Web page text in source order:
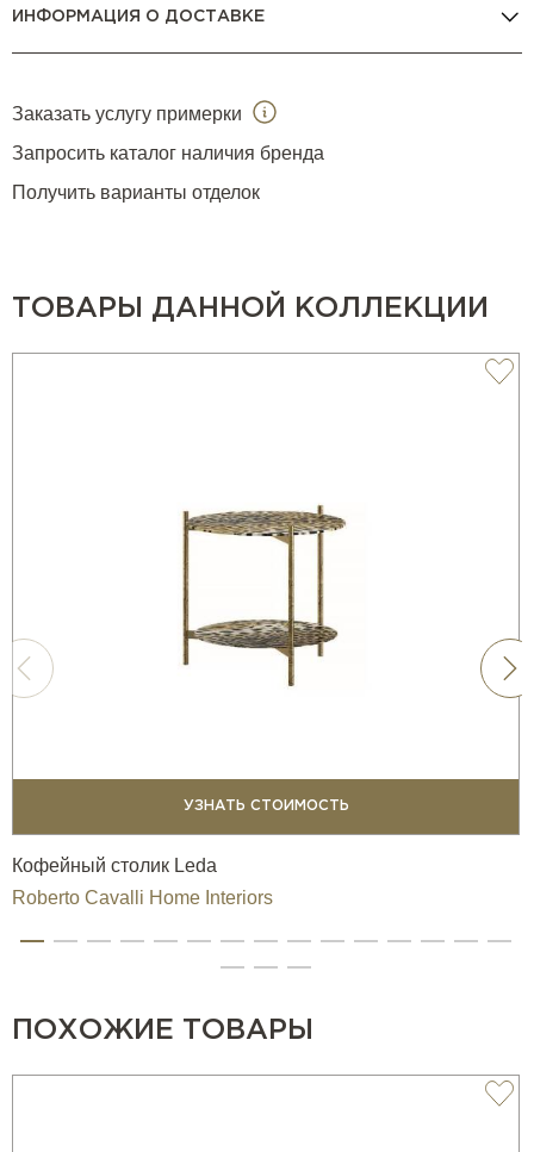
ИНФОРМАЦИЯ О ДОСТАВКЕ
Заказать услугу примерки
Запросить каталог наличия бренда
Получить варианты отделок
ТОВАРЫ ДАННОЙ КОЛЛЕКЦИИ
УЗНАТЬ СТОИМОСТЬ
Кофейный столик Leda
Roberto Cavalli Home Interiors
ПОХОЖИЕ ТОВАРЫ